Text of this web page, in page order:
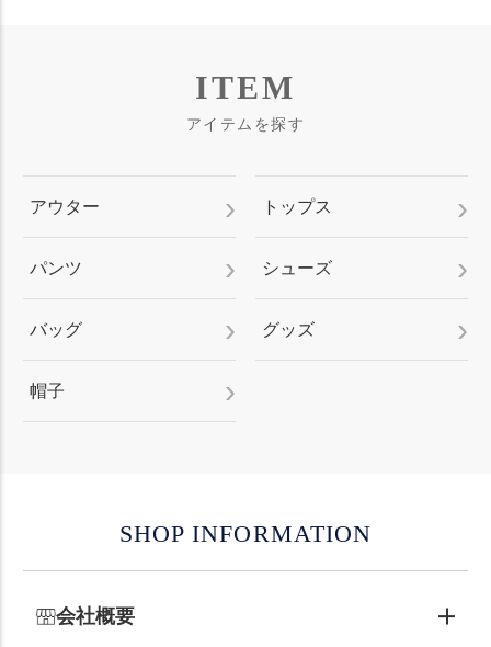
ITEM
アイテムを探す
アウター トップス
パンツ シューズ
バッグ グッズ
帽子
SHOP INFORMATION
会社概要